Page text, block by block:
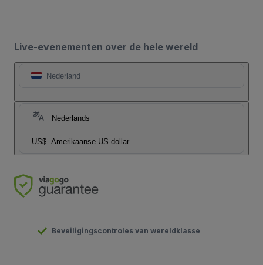
Live-evenementen over de hele wereld
Nederland
Nederlands
US$ Amerikaanse US-dollar
Beveiligingscontroles van wereldklasse